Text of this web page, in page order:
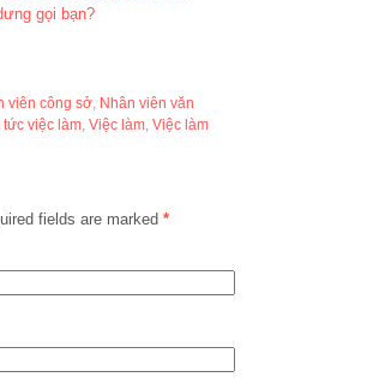
gọi bạn?
viên công sở, Nhân viên văn
tức việc làm, Việc làm, Việc làm
fields are marked *